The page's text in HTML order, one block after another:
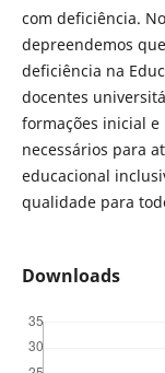
com deficiência.
depreendemos
deficiência na
docentes
formações inicial e
necessários para
educacional
qualidade para
Downloads